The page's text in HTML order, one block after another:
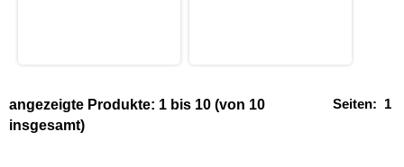
Seiten: 1
angezeigte Produkte: 1 bis 10 (von 10
insgesamt)